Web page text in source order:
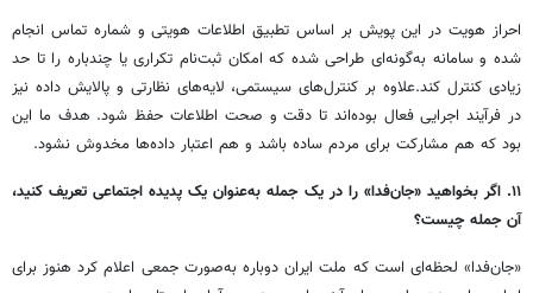
احراز هویت در این پویش بر اساس تطبیق اطلاعات هویتی و شماره تماس انجام
شده و سامانه به‌گونه‌ای طراحی شده که امکان ثبت‌نام تکراری یا چندباره را تا حد
زیادی کنترل کند.علاوه بر کنترل‌های سیستمی، لایه‌های نظارتی و پالایش داده نیز
در فرآیند اجرایی فعال بوده‌اند تا دقت و صحت اطلاعات حفظ شود. هدف ما این
بود که هم مشارکت برای مردم ساده باشد و هم اعتبار داده‌ها مخدوش نشود.
۱۱. اگر بخواهید «جان‌فدا» را در یک جمله به‌عنوان یک پدیده اجتماعی تعریف کنید،
آن جمله چیست؟
«جان‌فدا» لحظه‌ای است که ملت ایران دوباره به‌صورت جمعی اعلام کرد هنوز برای